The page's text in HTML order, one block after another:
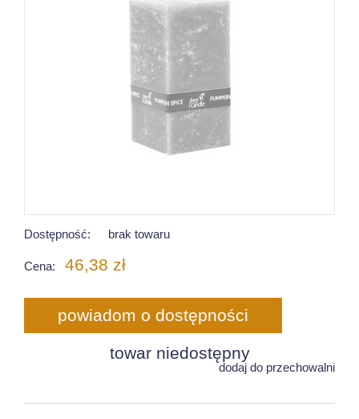
Dostępność: brak towaru
Cena: 46,38 zł
powiadom o dostępności
towar niedostępny
dodaj do przechowalni